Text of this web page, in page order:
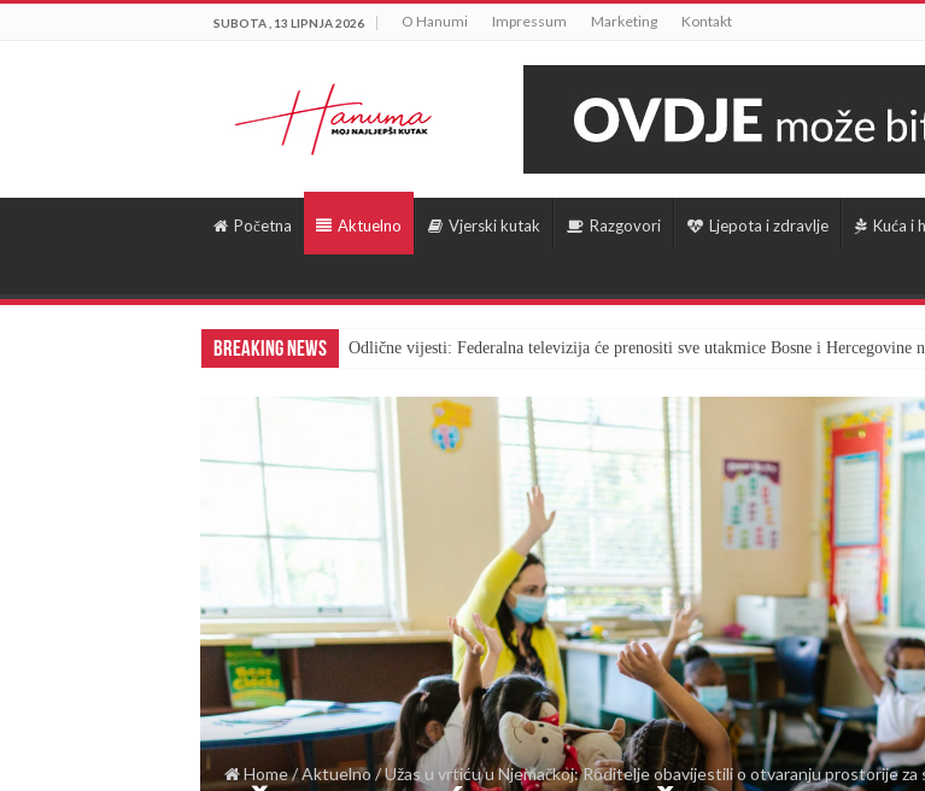
SUBOTA , 13 LIPNJA 2026 O Hanumi Impressum Marketing Kontakt
Početna Aktuelno Vjerski kutak Razgovori Ljepota i zdravlje Kuća i
Breaking News Odlične vijesti: Federalna televizija će prenositi sve utakmice Bosne i Hercegovine
Home/Aktuelno /Užas u vrtiću u Njemačkoj: Roditelje obavijestili o otvaranju prostorije za